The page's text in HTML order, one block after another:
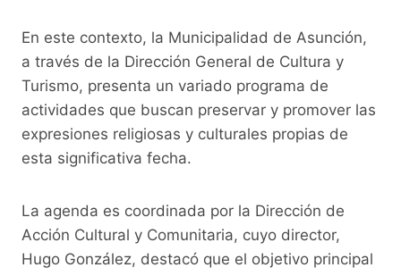
o
k
p k
En este contexto, la Municipalidad de Asunción,
a través de la Dirección General de Cultura y
Turismo, presenta un variado programa de
actividades que buscan preservar y promover las
expresiones religiosas y culturales propias de
esta significativa fecha.
La agenda es coordinada por la Dirección de
Acción Cultural y Comunitaria, cuyo director,
Hugo González, destacó que el objetivo principal